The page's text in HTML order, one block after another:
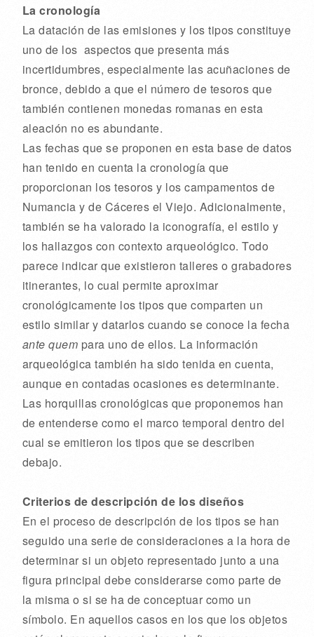
La cronología
La datación de las emisiones y los tipos constituye
uno de los aspectos que presenta más
incertidumbres, especialmente las acuñaciones de
bronce, debido a que el número de tesoros que
también contienen monedas romanas en esta
aleación no es abundante.
Las fechas que se proponen en esta base de datos
han tenido en cuenta la cronología que
proporcionan los tesoros y los campamentos de
Numancia y de Cáceres el Viejo. Adicionalmente,
también se ha valorado la iconografía, el estilo y
los hallazgos con contexto arqueológico. Todo
parece indicar que existieron talleres o grabadores
itinerantes, lo cual permite aproximar
cronológicamente los tipos que comparten un
estilo similar y datarlos cuando se conoce la fecha
ante quem para uno de ellos. La información
arqueológica también ha sido tenida en cuenta,
aunque en contadas ocasiones es determinante.
Las horquillas cronológicas que proponemos han
de entenderse como el marco temporal dentro del
cual se emitieron los tipos que se describen
debajo.
Criterios de descripción de los diseños
En el proceso de descripción de los tipos se han
seguido una serie de consideraciones a la hora de
determinar si un objeto representado junto a una
figura principal debe considerarse como parte de
la misma o si se ha de conceptuar como un
símbolo. En aquellos casos en los que los objetos